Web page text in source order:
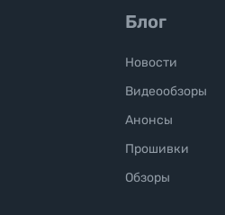
Блог
Новости
Видеообзоры
Анонсы
Прошивки
Обзоры